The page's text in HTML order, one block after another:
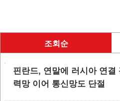
조회순
핀란드, 연말에 러시아 연결
력망 이어 통신망도 단절